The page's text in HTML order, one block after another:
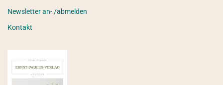
Newsletter an- /abmelden
Kontakt